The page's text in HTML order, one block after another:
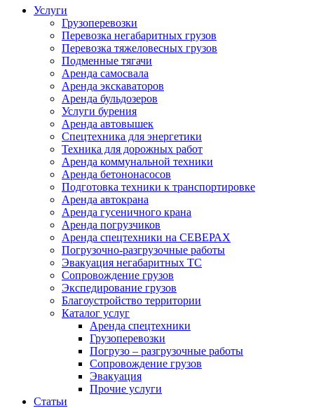
Услуги
Грузоперевозки
Перевозка негабаритных грузов
Перевозка тяжеловесных грузов
Подменные тягачи
Аренда самосвала
Аренда экскаваторов
Аренда бульдозеров
Услуги бурения
Аренда автовышек
Спецтехника для энергетики
Техника для дорожных работ
Аренда коммунальной техники
Аренда бетононасосов
Подготовка техники к транспортировке
Аренда автокрана
Аренда гусеничного крана
Аренда погрузчиков
Аренда спецтехники на СЕВЕРАХ
Погрузочно-разгрузочные работы
Эвакуация негабаритных ТС
Сопровождение грузов
Экспедирование грузов
Благоустройство территории
Каталог услуг
Аренда спецтехники
Грузоперевозки
Погрузо – разгрузочные работы
Сопровождение грузов
Эвакуация
Прочие услуги
Статьи